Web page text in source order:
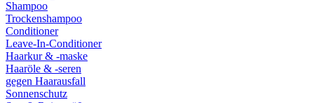
Shampoo
Trockenshampoo
Conditioner
Leave-In-Conditioner
Haarkur & -maske
Haaröle & -seren
gegen Haarausfall
Sonnenschutz